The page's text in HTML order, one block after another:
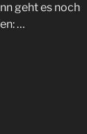
geht es noch
…